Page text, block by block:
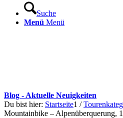
Suche
Menü Menü
Blog - Aktuelle Neuigkeiten
Du bist hier: Startseite1 /
Mountainbike – Alpenüberquerung,